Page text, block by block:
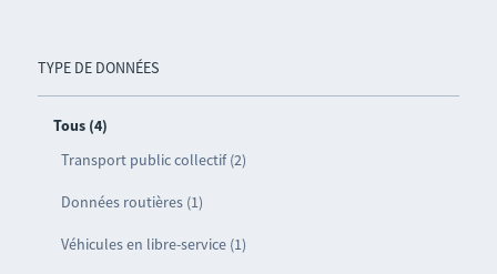
TYPE DE DONNÉES
Tous (4)
Transport public collectif (2)
Données routières (1)
Véhicules en libre-service (1)